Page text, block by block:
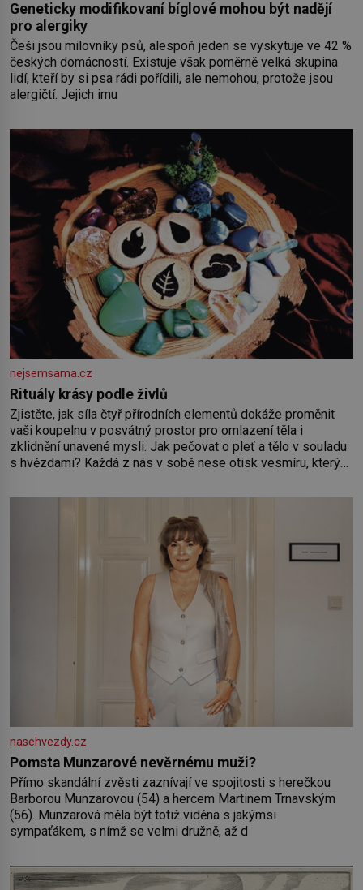
Geneticky modifikovaní bíglové mohou být nadějí
pro alergiky
Češi jsou milovníky psů, alespoň jeden se vyskytuje ve 42 %
českých domácností. Existuje však poměrně velká skupina
lidí, kteří by si psa rádi pořídili, ale nemohou, protože jsou
alergičtí. Jejich imu
nejsemsama.cz
Rituály krásy podle živlů
Zjistěte, jak síla čtyř přírodních elementů dokáže proměnit
vaši koupelnu v posvátný prostor pro omlazení těla i
zklidnění unavené mysli. Jak pečovat o pleť a tělo v souladu
s hvězdami? Každá z nás v sobě nese otisk vesmíru, který
pokožky. Ohnivá znamení Ženy narozené ve znamení Berana,
nasehvezdy.cz
Pomsta Munzarové nevěrnému muži?
Přímo skandální zvěsti zaznívají ve spojitosti s herečkou
Barborou Munzarovou (54) a hercem Martinem Trnavským
(56). Munzarová měla být totiž viděna s jakýmsi
sympaťákem, s nímž se velmi družně, až d